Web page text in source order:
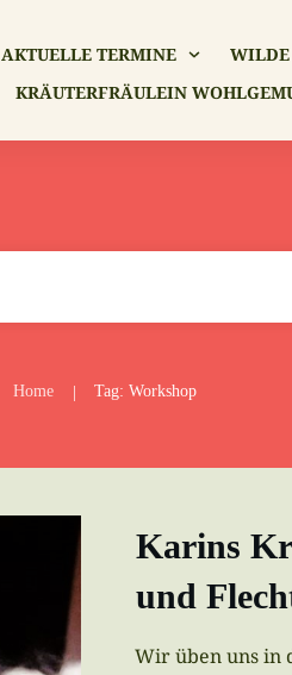
AKTUELLE TERMINE
WILDE
KRÄUTERFRÄULEIN
Home | Tag: Workshop
Karins
und
Wir üben uns in